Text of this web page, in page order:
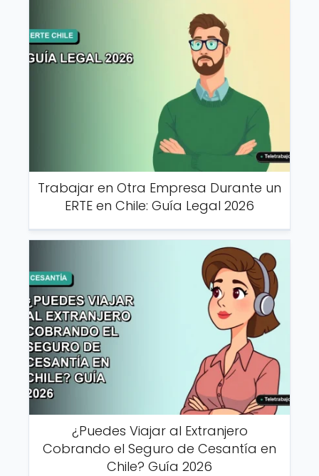
Trabajar en Otra Empresa Durante un
ERTE en Chile: Guía Legal 2026
¿Puedes Viajar al Extranjero
Cobrando el Seguro de Cesantía en
Chile? Guía 2026